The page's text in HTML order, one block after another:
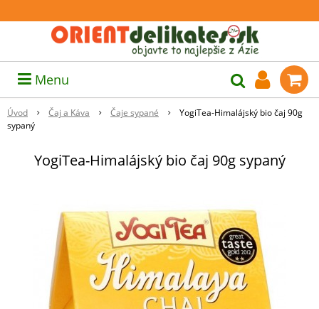
Menu
Úvod Čaj a Káva Čaje sypané
YogiTea-Himalájský bio čaj 90g
sypaný
YogiTea-Himalájský bio čaj 90g sypaný